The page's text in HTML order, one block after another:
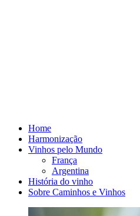
Home
Harmonização
Vinhos pelo Mundo
França
Argentina
História do vinho
Sobre Caminhos e Vinhos